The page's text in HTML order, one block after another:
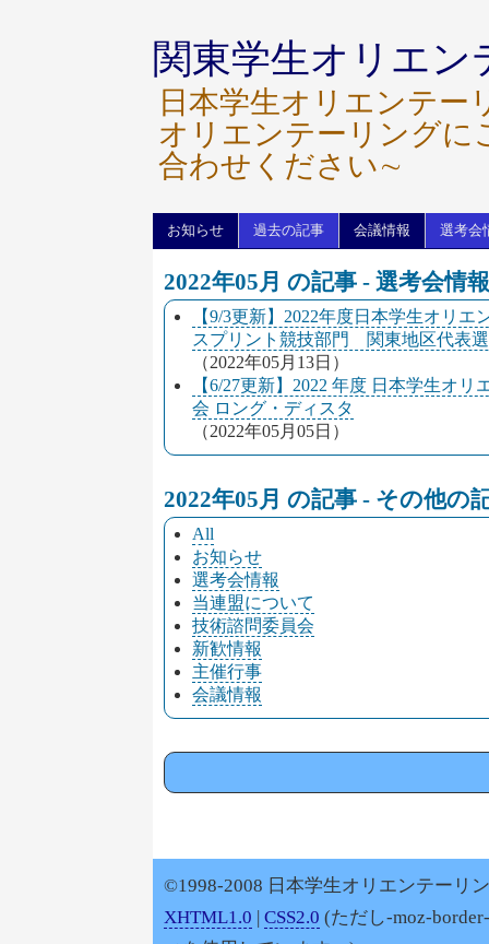
関東学生オリエン
日本学生オリエンテ
オリエンテーリングに
合わせください∼
お知らせ 過去の記事 会議情報 選考会
2022年05月 の記事 - 選考会情報
【9/3更新】2022年度日本学生オリ
スプリント競技部門 関東地区代表
（2022年05月13日）
【6/27更新】2022 年度 日本学生オ
会 ロング・ディスタ
（2022年05月05日）
2022年05月 の記事 - その他の
All
お知らせ
選考会情報
当連盟について
技術諮問委員会
新歓情報
主催行事
会議情報
©1998-2008 日本学生オリエンテーリ
XHTML1.0 | CSS2.0 (ただし-moz-